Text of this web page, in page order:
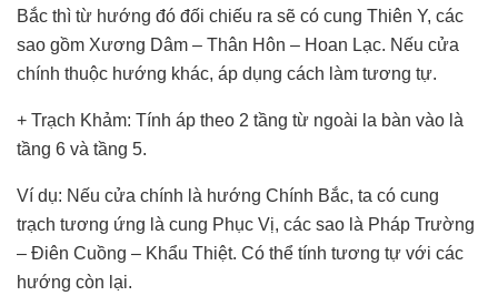
Bắc thì từ hướng đó đối chiếu ra sẽ có cung Thiên Y, các
sao gồm Xương Dâm – Thân Hôn – Hoan Lạc. Nếu cửa
chính thuộc hướng khác, áp dụng cách làm tương tự.
+ Trạch Khảm: Tính áp theo 2 tầng từ ngoài la bàn vào là
tầng 6 và tầng 5.
Ví dụ: Nếu cửa chính là hướng Chính Bắc, ta có cung
trạch tương ứng là cung Phục Vị, các sao là Pháp Trường
– Điên Cuồng – Khẩu Thiệt. Có thể tính tương tự với các
hướng còn lại.